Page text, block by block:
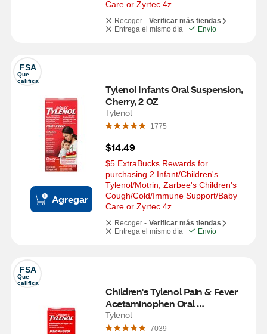
Care or Zyrtec 4z
Recoger - Verificar más tiendas
Entrega el mismo día
Envío
FSA
Que
califica
Agregar
Tylenol Infants Oral Suspension,
Cherry, 2 OZ
Tylenol
1775
$14.49
$5 ExtraBucks Rewards for
purchasing 2 Infant/Children's
Tylenol/Motrin, Zarbee's Children's
Cough/Cold/Immune Support/Baby
Care or Zyrtec 4z
Recoger - Verificar más tiendas
Entrega el mismo día
Envío
FSA
Que
califica
Children's Tylenol Pain & Fever
Acetaminophen Oral
Suspension, 4 FL OZ, Bubble
Gum
Tylenol
7039